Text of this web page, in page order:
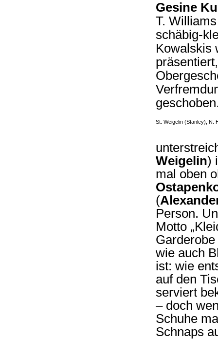
Gesine
T.
schäbig-
Kowalskis
St. Weigelin (Stanley), N.
Weigelin)
mal oben
(
Person.
Motto
wie auch
ist: wie
auf den
serviert
– doch
Schuhe
Schnaps